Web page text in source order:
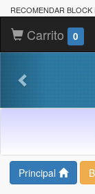
RECOMENDAR
Carrito 0
Principal